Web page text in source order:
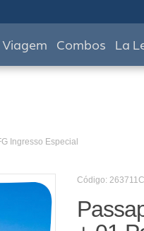
Viagem Combos La
Ingresso Especial
Código: